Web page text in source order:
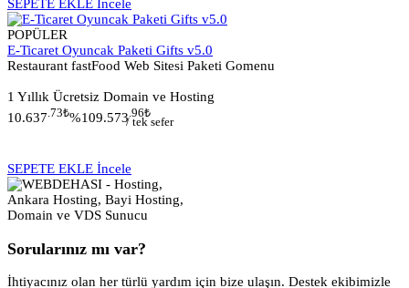
SEPETE EKLE İncele
POPÜLER
E-Ticaret Oyuncak Paketi Gifts v5.0
Restaurant fastFood Web Sitesi Paketi Gomenu
1 Yıllık Ücretsiz Domain ve Hosting
10.637.73₺%109.573.96₺
/ tek sefer
SEPETE EKLE İncele
Sorularınız mı var?
İhtiyacınız olan her türlü yardım için bize ulaşın. Destek ekibimizle